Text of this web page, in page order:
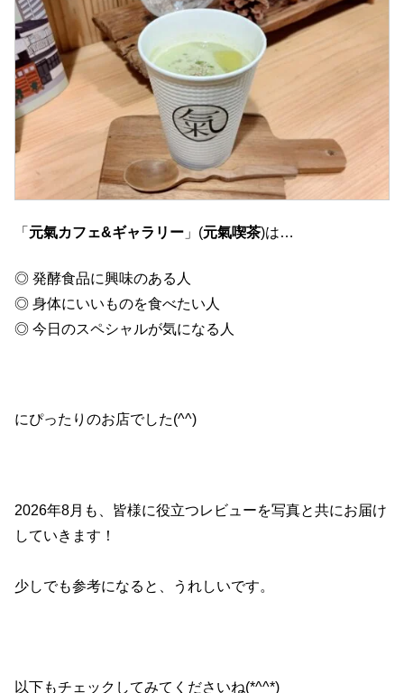
「 元氣カフェ&ギャラリー 」(元氣喫茶)は…
◎ 発酵食品に興味のある人
◎ 身体にいいものを食べたい人
◎ 今日のスペシャルが気になる人
にぴったりのお店でした(^^)
2026年8月も、皆様に役立つレビューを写真と共にお届け
していきます！
少しでも参考になると、うれしいです。
以下もチェックしてみてくださいね(*^^*)